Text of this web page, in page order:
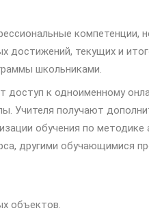
компетенции,
достижений, текущих и
школьниками.
доступ к одноименному
Учителя получают
обучения по методике
другими обучающимися
объектов.